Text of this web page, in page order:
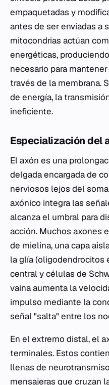
empaquetadas y
antes de ser enviadas a
mitocondrias actúan
energéticas,
necesario para
través de la membrana.
de energía, la
ineficiente.
Especialización del
El axón es una
delgada encargada de
nerviosos lejos del
axónico integra las
alcanza el umbral para
acción. Muchos axones
de mielina, una capa
la glía (oligodendrocitos
central y células de
vaina aumenta la
impulso mediante la
señal "salta" entre los
En el extremo distal, el
terminales. Estos
llenas de
mensajeras que cruzan